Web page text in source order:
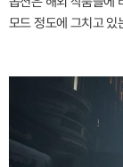
모드 정도에 그치고 있